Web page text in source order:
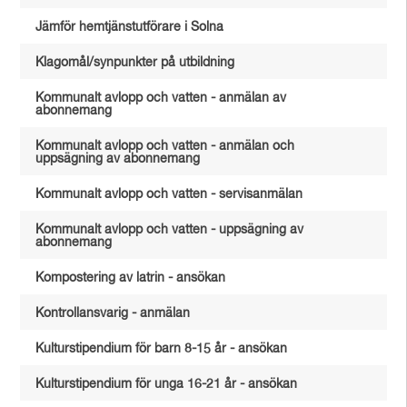
Jämför hemtjänstutförare i Solna
Klagomål/synpunkter på utbildning
Kommunalt avlopp och vatten - anmälan av
abonnemang
Kommunalt avlopp och vatten - anmälan och
uppsägning av abonnemang
Kommunalt avlopp och vatten - servisanmälan
Kommunalt avlopp och vatten - uppsägning av
abonnemang
Kompostering av latrin - ansökan
Kontrollansvarig - anmälan
Kulturstipendium för barn 8-15 år - ansökan
Kulturstipendium för unga 16-21 år - ansökan